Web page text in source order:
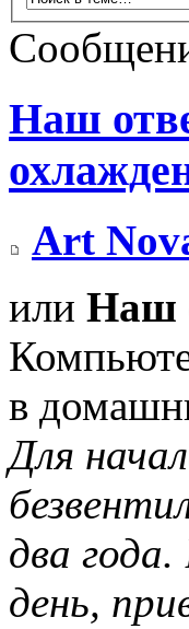
Наш
Art
или Наш
в
Для
два
день,